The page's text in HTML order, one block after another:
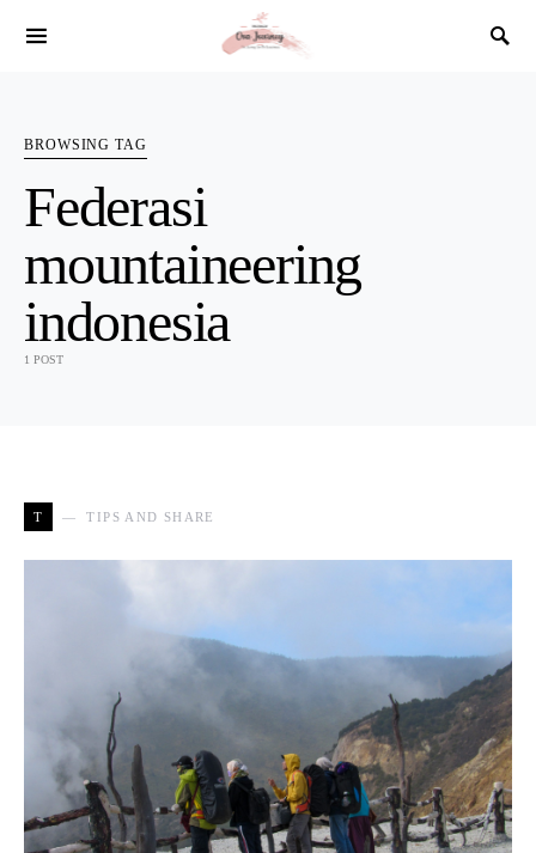
SEARCH FOR:
BROWSING TAG
Federasi
mountaineering
indonesia
1 POST
T TIPS AND SHARE